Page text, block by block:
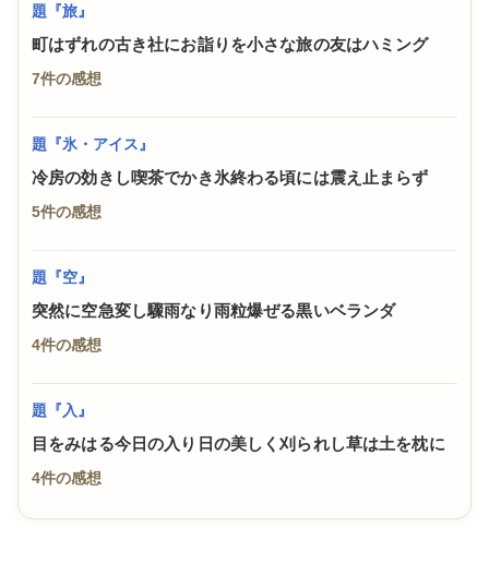
題『旅』
町はずれの古き社にお詣りを小さな旅の友はハミング
7件の感想
題『氷・アイス』
冷房の効きし喫茶でかき氷終わる頃には震え止まらず
5件の感想
題『空』
突然に空急変し驟雨なり雨粒爆ぜる黒いベランダ
4件の感想
題『入』
目をみはる今日の入り日の美しく刈られし草は土を枕に
4件の感想